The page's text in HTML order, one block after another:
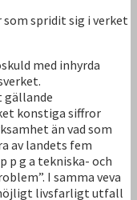
spridit sig i verket
med inhyrda
gällande
konstiga siffror
än vad som
av landets fem
p g a tekniska- och
I samma veva
livsfarligt utfall